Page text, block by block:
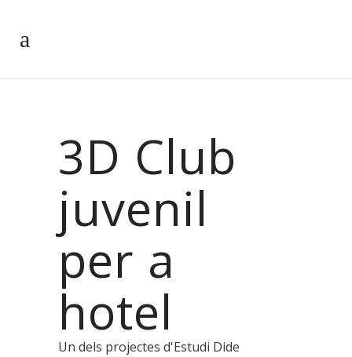
3D Club
juvenil
per a
hotel
Un dels projectes d'Estudi Dide